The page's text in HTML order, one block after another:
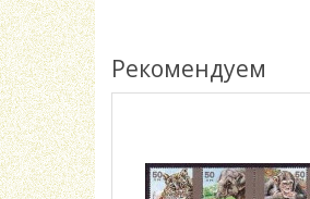
Рекомендуем